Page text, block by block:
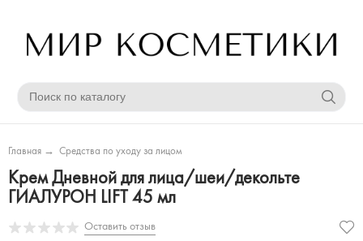
Главная → Средства по уходу за лицом
Крем Дневной для лица/шеи/декольте
ГИАЛУРОН LIFT 45 мл
Оставить отзыв